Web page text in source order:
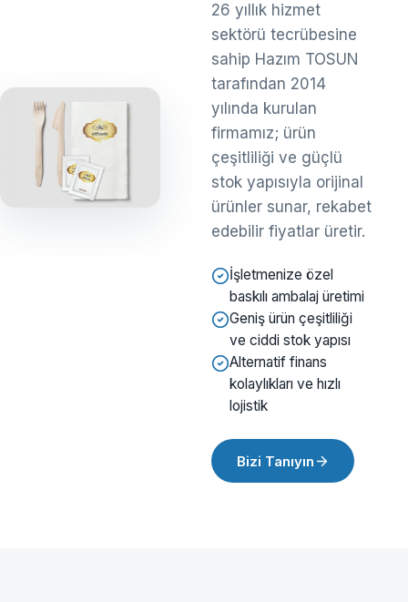
26 yıllık hizmet
sektörü tecrübesine
sahip Hazım TOSUN
tarafından 2014
yılında kurulan
firmamız; ürün
çeşitliliği ve güçlü
stok yapısıyla orijinal
ürünler sunar, rekabet
edebilir fiyatlar üretir.
İşletmenize özel
baskılı ambalaj üretimi
Geniş ürün çeşitliliği
ve ciddi stok yapısı
Alternatif finans
kolaylıkları ve hızlı
lojistik
Bizi Tanıyın